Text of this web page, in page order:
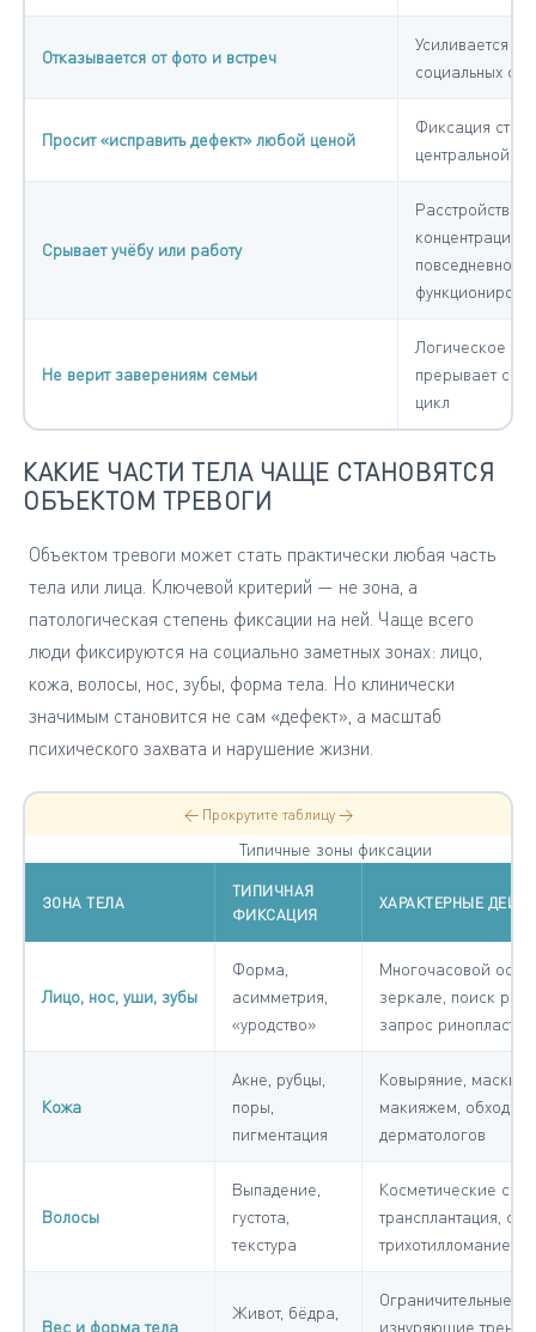
Отказывается от фото и встреч
Усиливается
социальных
Просит «исправить дефект» любой ценой
Фиксация
центральной
Срывает учёбу или работу
Расстройство
концентрацию и
повседневное
Не верит заверениям семьи
Логическое
прерывает
цикл
КАКИЕ ЧАСТИ ТЕЛА ЧАЩЕ СТАНОВЯТСЯ
ОБЪЕКТОМ ТРЕВОГИ
Объектом тревоги может стать практически любая часть
тела или лица. Ключевой критерий — не зона, а
патологическая степень фиксации на ней. Чаще всего
люди фиксируются на социально заметных зонах: лицо,
кожа, волосы, нос, зубы, форма тела. Но клинически
значимым становится не сам «дефект», а масштаб
психического захвата и нарушение жизни.
← Прокрутите таблицу →
Типичные зоны фиксации
ЗОНА ТЕЛА
ТИПИЧНАЯ
ФИКСАЦИЯ
ХАРАКТЕРНЫЕ
Лицо, нос, уши, зубы
Форма,
асимметрия,
«уродство»
Многочасовой
зеркале, поиск
запрос
Кожа
Акне, рубцы,
поры,
пигментация
Ковыряние,
макияжем, обходы
дерматологов
Волосы
Выпадение,
густота,
текстура
Косметические
трансплантация,
трихотилломанией
Вес и форма тела
Живот, бёдра,
Ограничительные
изнуряющие